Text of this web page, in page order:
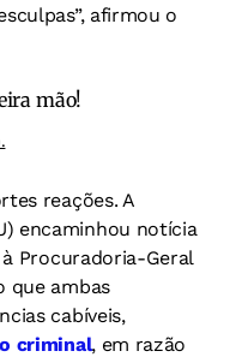
afirmou o
mão!
reações. A
encaminhou notícia
Procuradoria-Geral
que ambas
cabíveis,
criminal, em razão